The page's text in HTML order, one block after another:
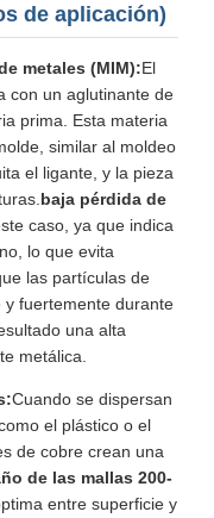
de aplicación)
metales (MIM):El
con un aglutinante de
prima. Esta materia
similar al moldeo
el ligante, y la pieza
baja pérdida de
caso, ya que indica
lo que evita
las partículas de
y fuertemente durante
una alta
metálica.
Cuando se dispersan
el plástico o el
de cobre crean una
de las mallas 200-
entre superficie y